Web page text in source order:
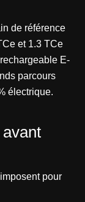
de référence
et 1.3 TCe
E-
parcours
électrique.
pour